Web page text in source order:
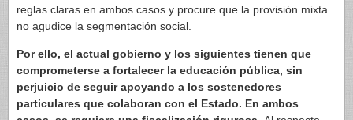
reglas claras en ambos casos y procure que la provisión mixta
no agudice la segmentación social.
Por ello, el actual gobierno y los siguientes tienen que
comprometerse a fortalecer la educación pública, sin
perjuicio de seguir apoyando a los sostenedores
particulares que colaboran con el Estado. En ambos